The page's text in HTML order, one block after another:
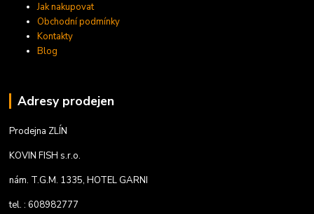
Jak nakupovat
Obchodní podmínky
Kontakty
Blog
Adresy prodejen
Prodejna ZLÍN
KOVIN FISH s.r.o.
nám. T.G.M. 1335, HOTEL GARNI
tel. : 608982777